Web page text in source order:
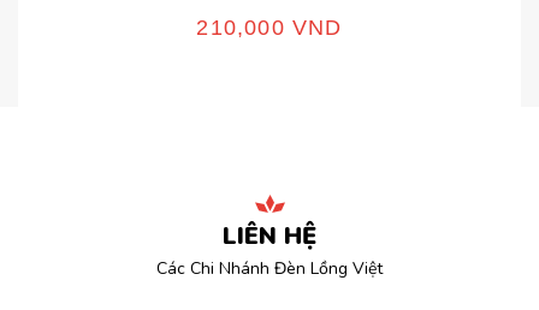
210,000 VND
LIÊN HỆ
Các Chi Nhánh Đèn Lồng Việt